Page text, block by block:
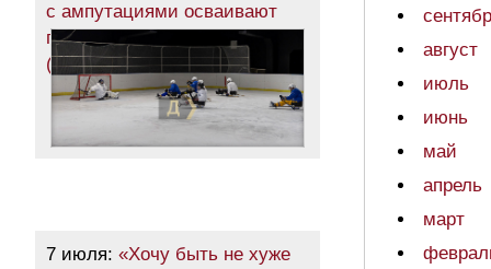
с ампутациями осваивают
парахоккей в Одессе
(фоторепортаж)
7 июля: «Хочу быть не хуже
август
июль
июнь
май
апрель
март